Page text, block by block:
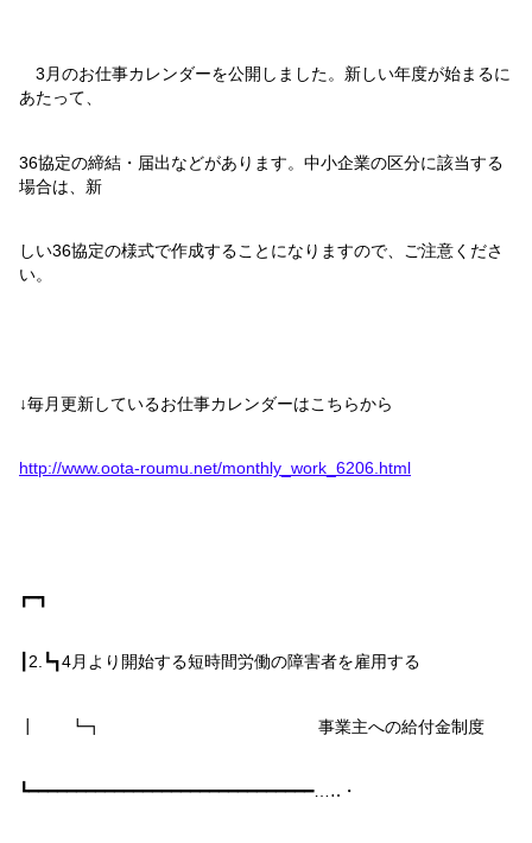
3月のお仕事カレンダーを公開しました。新しい年度が始まるに
あたって、
36協定の締結・届出などがあります。中小企業の区分に該当する
場合は、新
しい36協定の様式で作成することになりますので、ご注意くださ
い。
↓毎月更新しているお仕事カレンダーはこちらから
http://www.oota-roumu.net/monthly_work_6206.html
┏━┓
2. ┗┓4月より開始する短時間労働の障害者を雇用する
┃ ┗┓ 事業主への給付金制度
┗━━━━━━━━━━━━━━━━━━━━━━━━━━━━━━…‥・